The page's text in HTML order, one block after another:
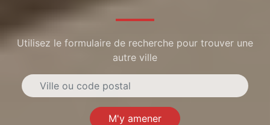
Utilisez le formulaire de recherche pour trouver une
autre ville
M'y amener